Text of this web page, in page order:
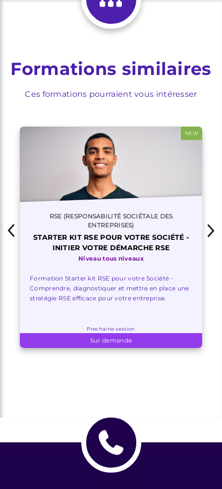
Formations similaires
Ces formations pourraient vous intéresser
NEW
RSE (RESPONSABILITÉ SOCIÉTALE DES
ENTREPRISES)
STARTER KIT RSE POUR VOTRE SOCIÉTÉ -
INITIER VOTRE DÉMARCHE RSE
Niveau tous niveaux
Formation Starter kit RSE pour votre Société -
Comprendre, diagnostiquer et mettre en place une
stratégie RSE efficace pour votre entreprise.
Prochaine session
Sur demande